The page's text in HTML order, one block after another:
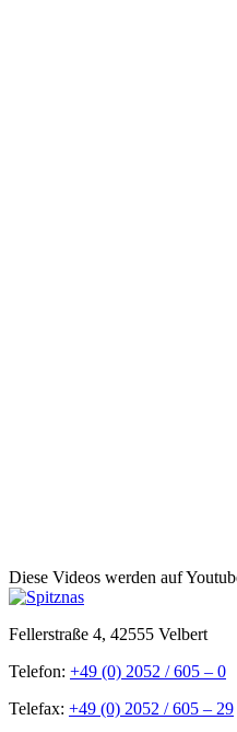
Diese Videos werden auf
Fellerstraße 4, 42555 Velbert
Telefon: +49 (0) 2052 / 605 – 0
Telefax: +49 (0) 2052 / 605 – 29